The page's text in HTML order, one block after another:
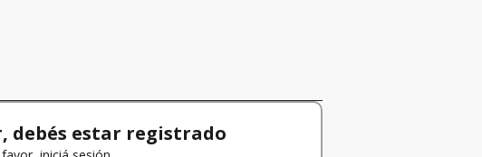
debés estar registrado